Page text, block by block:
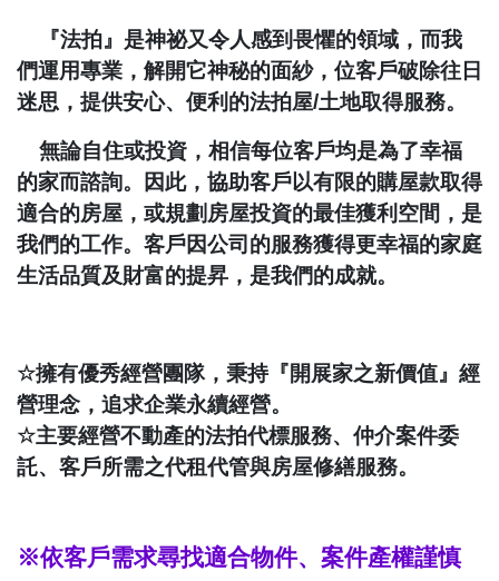
『法拍』是神祕又令人感到畏懼的領域，而我
們運用專業，解開它神秘的面紗，位客戶破除往日
迷思，提供安心、便利的法拍屋/土地取得服務。
無論自住或投資，相信每位客戶均是為了幸福
的家而諮詢。因此，協助客戶以有限的購屋款取得
適合的房屋，或規劃房屋投資的最佳獲利空間，是
我們的工作。客戶因公司的服務獲得更幸福的家庭
生活品質及財富的提昇，是我們的成就。
☆擁有優秀經營團隊，秉持『開展家之新價值』經
營理念，追求企業永續經營。
☆主要經營不動產的法拍代標服務、仲介案件委
託、客戶所需之代租代管與房屋修繕服務。
※依客戶需求尋找適合物件、案件產權謹慎